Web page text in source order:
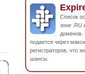
Список
зоне .RU
доменов.
подается через
регистраторов, что
шансы.